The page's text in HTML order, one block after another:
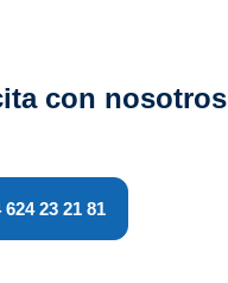
con nosotros
624 23 21 81